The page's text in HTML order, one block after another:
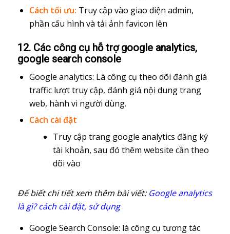
Cách tối ưu: Truy cập vào giao diện admin,
phần cấu hình và tải ảnh favicon lên
12. Các công cụ hỗ trợ google analytics,
google search console
Google analytics: Là công cụ theo dõi đánh giá
traffic lượt truy cập, đánh giá nội dung trang
web, hành vi người dùng.
Cách cài đặt
Truy cập trang google analytics đăng ký
tài khoản, sau đó thêm website cần theo
dõi vào
Để biết chi tiết xem thêm bài viết: Google analytics
là gì? cách cài đặt, sử dụng
Google Search Console: là công cụ tương tác